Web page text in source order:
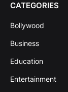
CATEGORIES
Bollywood
Business
Education
Entertainment